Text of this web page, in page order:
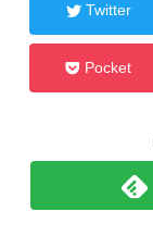
Twitter
Pocket